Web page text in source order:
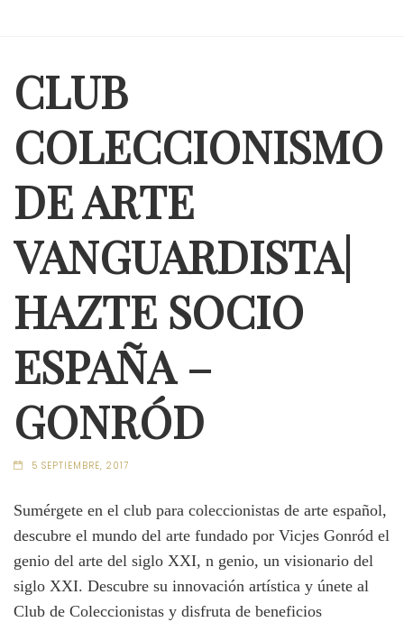
CLUB
COLECCIONISMO
DE ARTE
VANGUARDISTA|
HAZTE SOCIO
ESPAÑA –
GONRÓD
5 SEPTIEMBRE, 2017
Sumérgete en el club para coleccionistas de arte español,
descubre el mundo del arte fundado por Vicjes Gonród el
genio del arte del siglo XXI, n genio, un visionario del
siglo XXI. Descubre su innovación artística y únete al
Club de Coleccionistas y disfruta de beneficios